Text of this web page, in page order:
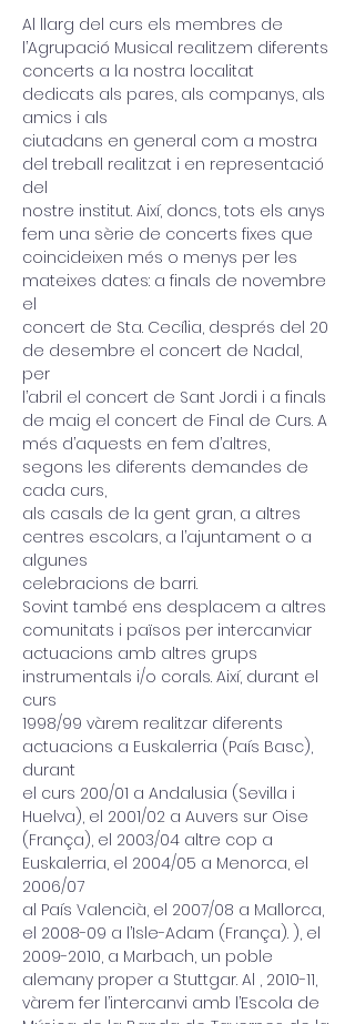
Al llarg del curs els membres de
l’Agrupació Musical realitzem diferents
concerts a la nostra localitat
dedicats als pares, als companys, als
amics i als
ciutadans en general com a mostra
del treball realitzat i en representació
del
nostre institut. Així, doncs, tots els anys
fem una sèrie de concerts fixes que
coincideixen més o menys per les
mateixes dates: a finals de novembre
el
concert de Sta. Cecília, després del 20
de desembre el concert de Nadal,
per
l’abril el concert de Sant Jordi i a finals
de maig el concert de Final de Curs. A
més d’aquests en fem d’altres,
segons les diferents demandes de
cada curs,
als casals de la gent gran, a altres
centres escolars, a l’ajuntament o a
algunes
celebracions de barri.
Sovint també ens desplacem a altres
comunitats i països per intercanviar
actuacions amb altres grups
instrumentals i/o corals. Així, durant el
curs
1998/99 vàrem realitzar diferents
actuacions a Euskalerria (País Basc),
durant
el curs 200/01 a Andalusia (Sevilla i
Huelva), el 2001/02 a Auvers sur Oise
(França), el 2003/04 altre cop a
Euskalerria, el 2004/05 a Menorca, el
2006/07
al País Valencià, el 2007/08 a Mallorca,
el 2008-09 a l’Isle-Adam (França). ), el
2009-2010, a Marbach, un poble
alemany proper a Stuttgar. Al , 2010-11,
vàrem fer l’intercanvi amb l’Escola de